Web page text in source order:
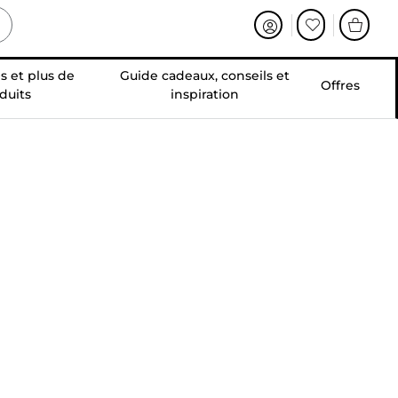
et plus de
Guide cadeaux, conseils et
inspiration
Offres